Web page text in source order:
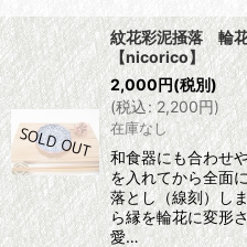
紋花彩泥掻落 輪
【nicorico】
2,000円(税別)
(税込: 2,200円)
在庫なし
和食器にも合わせ
を入れてから全面
落とし（線刻）し
ら縁を輪花に変形
愛…